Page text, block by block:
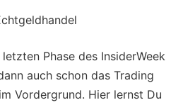
Phase des InsiderWeek
auch schon das Trading
Vordergrund. Hier lernst Du